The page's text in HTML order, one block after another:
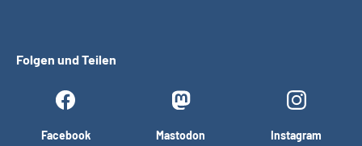
Folgen und Teilen
Facebook Mastodon Instagram